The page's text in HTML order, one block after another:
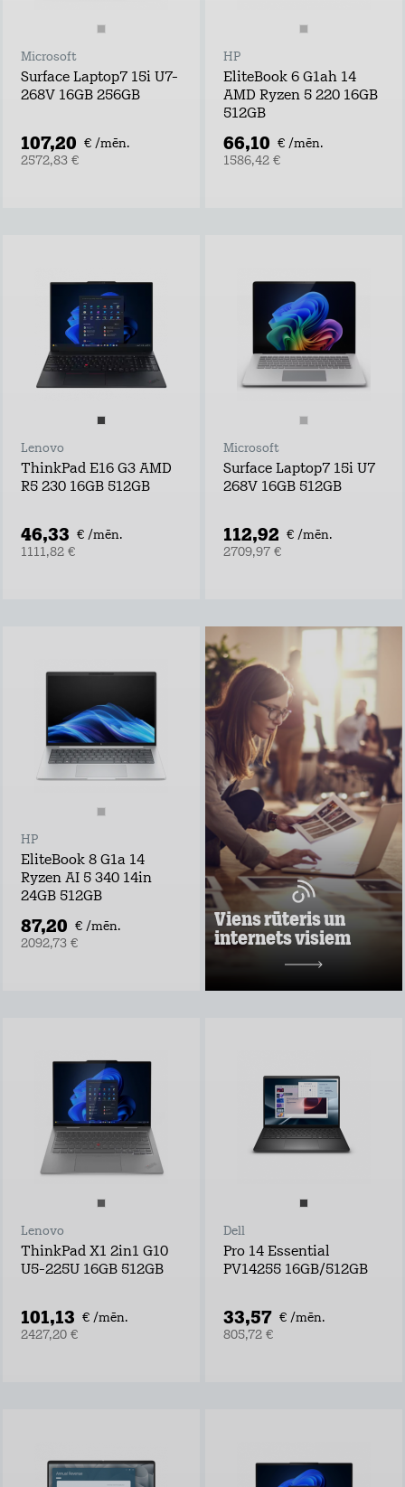
Microsoft
Surface Laptop7 15i U7-
268V 16GB 256GB
107,20 € /mēn.
2572,83 €
HP
EliteBook 6 G1ah 14
AMD Ryzen 5 220 16GB
512GB
66,10 € /mēn.
1586,42 €
Lenovo
ThinkPad E16 G3 AMD
R5 230 16GB 512GB
46,33 € /mēn.
1111,82 €
Microsoft
Surface Laptop7 15i U7
268V 16GB 512GB
112,92 € /mēn.
2709,97 €
HP
EliteBook 8 G1a 14
Ryzen AI 5 340 14in
24GB 512GB
87,20 € /mēn.
2092,73 €
Viens rūteris un
internets visiem
Viens rūteris un
internets visiem
Lieto rūteri visur,
kur rozete!
noformē
pieteikumu tepat
atvedīsim bez
maksas
ņem rūteri līdzi un
lieto internetu
visur
Pārbaudi, kas
vislabāk der tavā
adresē un noformē
darījumu!
Uzzināt vairāk
10,98 €/mēn.
Lenovo
ThinkPad X1 2in1 G10
U5-225U 16GB 512GB
101,13 € /mēn.
2427,20 €
Dell
Pro 14 Essential
PV14255 16GB/512GB
33,57 € /mēn.
805,72 €